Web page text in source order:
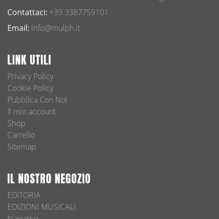
Contattaci: +39 3387759101
Email: info@mulph.it
LINK UTILI
Privacy Policy
Cookie Policy
Pubblica Con Noi
Il mio account
Shop
Carrello
Sitemap
IL NOSTRO NEGOZIO
EDITORIA
EDIZIONI MUSICALI